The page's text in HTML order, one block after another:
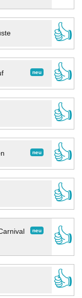
👍
neu
👍
👍
neu
👍
👍
neu
👍
👍